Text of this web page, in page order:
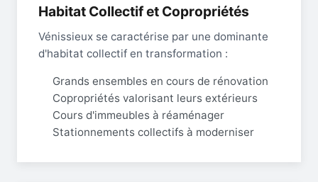
Habitat Collectif et Copropriétés
Vénissieux se caractérise par une dominante
d'habitat collectif en transformation :
Grands ensembles en cours de rénovation
Copropriétés valorisant leurs extérieurs
Cours d'immeubles à réaménager
Stationnements collectifs à moderniser